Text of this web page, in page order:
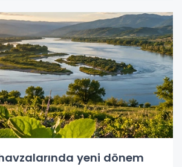
yeni dönem